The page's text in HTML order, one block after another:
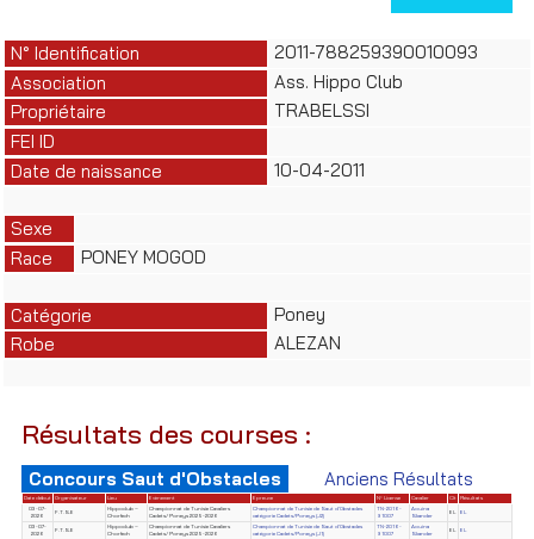
N° Identification
2011-788259390010093
Association
Ass. Hippo Club
Propriétaire
TRABELSSI
FEI ID
Date de naissance
10-04-2011
Sexe
Race
PONEY MOGOD
Catégorie
Poney
Robe
ALEZAN
Résultats des courses :
Concours Saut d'Obstacles Anciens Résultats
Date début Organisateur Lieu Evènement Epreuve N° License Cavalier Clt
Résultats
03-07-
2026
F.T.S.E
Hippoclub –
Chorfech
Championnat de Tunisie Cavaliers
Cadets/ Poneys 2025-2026
Championnat de Tunisie de Saut d'Obstacles
catégorie Cadets/Poneys (J2)
TN-2016-
91007
Aouina
Skander
EL EL
03-07-
2026
F.T.S.E
Hippoclub –
Chorfech
Championnat de Tunisie Cavaliers
Cadets/ Poneys 2025-2026
Championnat de Tunisie de Saut d'Obstacles
catégorie Cadets/Poneys (J1)
TN-2016-
91007
Aouina
Skander
EL EL